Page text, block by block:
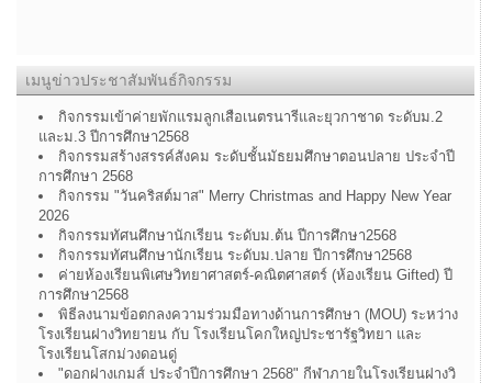
เมนูข่าวประชาสัมพันธ์กิจกรรม
กิจกรรมเข้าค่ายพักแรมลูกเสือเนตรนารีและยุวกาชาด ระดับม.2
และม.3 ปีการศึกษา2568
กิจกรรมสร้างสรรค์สังคม ระดับชั้นมัธยมศึกษาตอนปลาย ประจำปี
การศึกษา 2568
กิจกรรม "วันคริสต์มาส" Merry Christmas and Happy New Year
2026
กิจกรรมทัศนศึกษานักเรียน ระดับม.ต้น ปีการศึกษา2568
กิจกรรมทัศนศึกษานักเรียน ระดับม.ปลาย ปีการศึกษา2568
ค่ายห้องเรียนพิเศษวิทยาศาสตร์-คณิตศาสตร์ (ห้องเรียน Gifted) ปี
การศึกษา2568
พิธีลงนามข้อตกลงความร่วมมือทางด้านการศึกษา (MOU) ระหว่าง
โรงเรียนฝางวิทยายน กับ โรงเรียนโคกใหญ่ประชารัฐวิทยา และ
โรงเรียนโสกม่วงดอนดู่
"ดอกฝางเกมส์ ประจำปีการศึกษา 2568" กีฬาภายในโรงเรียนฝางวิ